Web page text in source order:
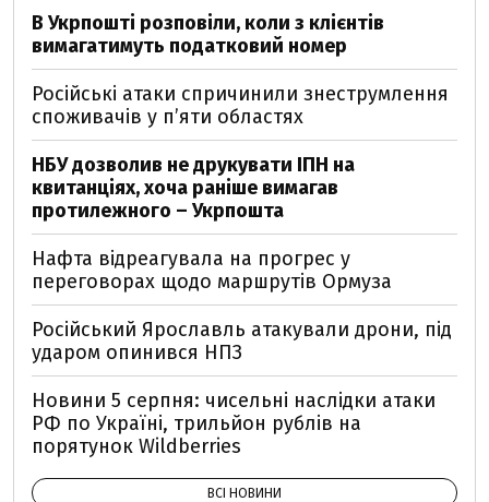
В Укрпошті розповіли, коли з клієнтів
вимагатимуть податковий номер
Російські атаки спричинили знеструмлення
споживачів у п’яти областях
НБУ дозволив не друкувати ІПН на
квитанціях, хоча раніше вимагав
протилежного – Укрпошта
Нафта відреагувала на прогрес у
переговорах щодо маршрутів Ормуза
Російський Ярославль атакували дрони, під
ударом опинився НПЗ
Новини 5 серпня: чисельні наслідки атаки
РФ по Україні, трильйон рублів на
порятунок Wildberries
ВСІ НОВИНИ